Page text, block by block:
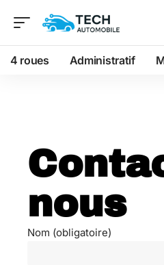
4 roues Administratif
nous
Nom (obligatoire)